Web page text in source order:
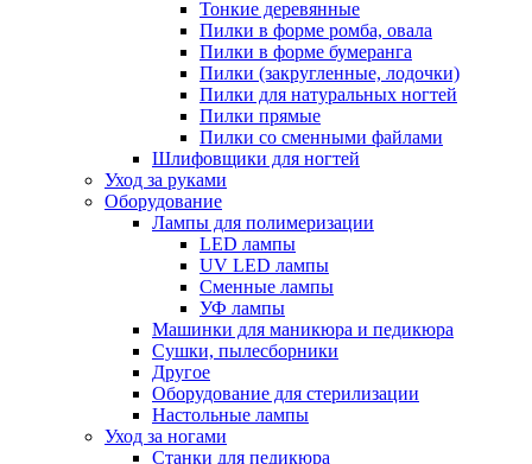
Тонкие деревянные
Пилки в форме ромба, овала
Пилки в форме бумеранга
Пилки (закругленные, лодочки)
Пилки для натуральных ногтей
Пилки прямые
Пилки со сменными файлами
Шлифовщики для ногтей
Уход за руками
Оборудование
Лампы для полимеризации
LED лампы
UV LED лампы
Сменные лампы
УФ лампы
Машинки для маникюра и педикюра
Сушки, пылесборники
Другое
Оборудование для стерилизации
Настольные лампы
Уход за ногами
Станки для педикюра